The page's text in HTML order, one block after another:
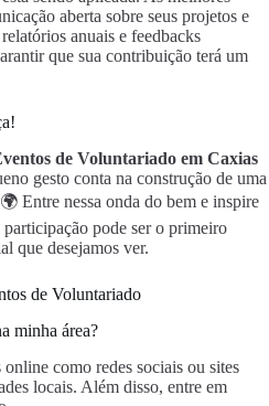
aberta sobre seus projetos e
anuais e feedbacks
que sua contribuição terá um
de Voluntariado em Caxias
gesto conta na construção de uma
Entre nessa onda do bem e inspire
participação pode ser o primeiro
que desejamos ver.
de Voluntariado
minha área?
como redes sociais ou sites
locais. Além disso, entre em